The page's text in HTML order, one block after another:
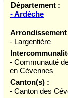
Département :
- Ardèche
Arrondissement
- Largentière
- Communauté
en Cévennes
Canton(s) :
- Canton des